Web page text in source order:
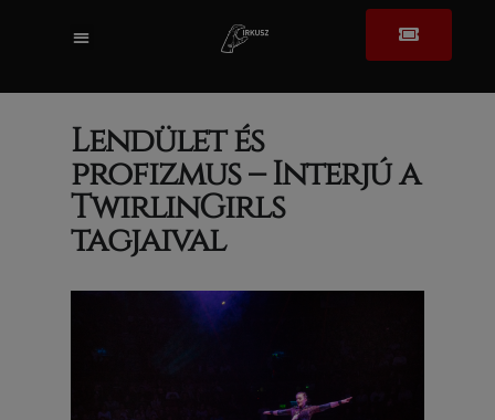
Lendület és
profizmus – Interjú a
TwirlinGirls
tagjaival